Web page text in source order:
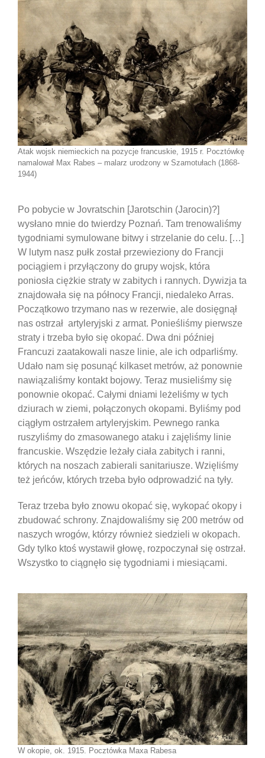
Atak wojsk niemieckich na pozycje francuskie, 1915 r. Pocztówkę
namalował Max Rabes – malarz urodzony w Szamotułach (1868-
1944)
Po pobycie w Jovratschin [Jarotschin (Jarocin)?]
wysłano mnie do twierdzy Poznań. Tam trenowaliśmy
tygodniami symulowane bitwy i strzelanie do celu. […]
W lutym nasz pułk został przewieziony do Francji
pociągiem i przyłączony do grupy wojsk, która
poniosła ciężkie straty w zabitych i rannych. Dywizja ta
znajdowała się na północy Francji, niedaleko Arras.
Początkowo trzymano nas w rezerwie, ale dosięgnął
nas ostrzał artyleryjski z armat. Ponieśliśmy pierwsze
straty i trzeba było się okopać. Dwa dni później
Francuzi zaatakowali nasze linie, ale ich odparliśmy.
Udało nam się posunąć kilkaset metrów, aż ponownie
nawiązaliśmy kontakt bojowy. Teraz musieliśmy się
ponownie okopać. Całymi dniami leżeliśmy w tych
dziurach w ziemi, połączonych okopami. Byliśmy pod
ciągłym ostrzałem artyleryjskim. Pewnego ranka
ruszyliśmy do zmasowanego ataku i zajęliśmy linie
francuskie. Wszędzie leżały ciała zabitych i ranni,
których na noszach zabierali sanitariusze. Wzięliśmy
też jeńców, których trzeba było odprowadzić na tyły.
Teraz trzeba było znowu okopać się, wykopać okopy i
zbudować schrony. Znajdowaliśmy się 200 metrów od
naszych wrogów, którzy również siedzieli w okopach.
Gdy tylko ktoś wystawił głowę, rozpoczynał się ostrzał.
Wszystko to ciągnęło się tygodniami i miesiącami.
W okopie, ok. 1915. Pocztówka Maxa Rabesa